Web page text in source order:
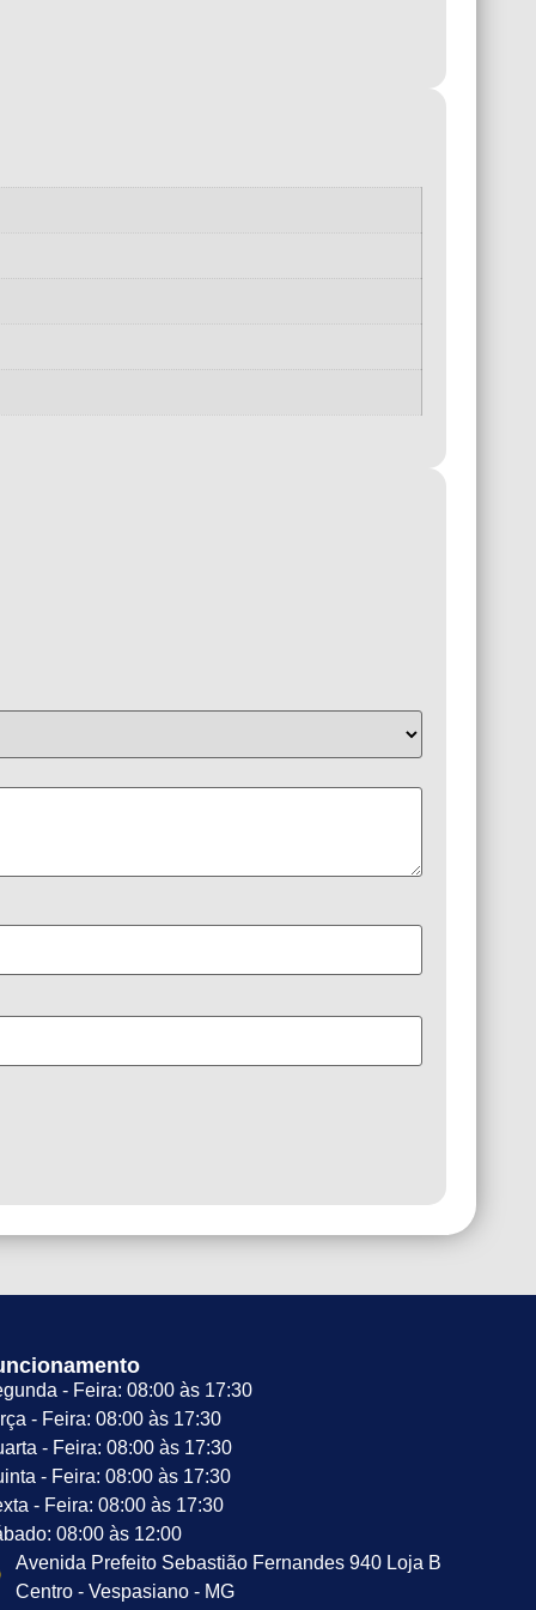
- Feira: 08:00 às 17:30
- Feira: 08:00 às 17:30
- Feira: 08:00 às 17:30
- Feira: 08:00 às 17:30
- Feira: 08:00 às 17:30
08:00 às 12:00
Avenida Prefeito Sebastião Fernandes 940 Loja B
Centro - Vespasiano - MG